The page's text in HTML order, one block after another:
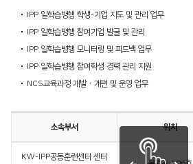
IPP 일학습병행 학생-기업 지도 및 관리 업무
IPP 일학습병행 참여기업 발굴 및 관리
IPP 일학습병행 모니터링 및 피드백 업무
IPP 일학습병행 참여학생 경력 관리 지원
NCS교육과정 개발ㆍ개편 및 운영 업무
소속부서 위치
KW-IPP공동훈련센터 센터